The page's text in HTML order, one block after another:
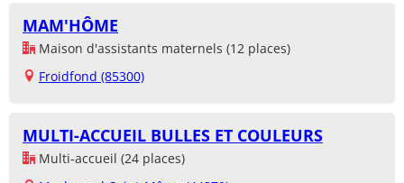
MAM'HÔME
Maison d'assistants maternels (12 places)
Froidfond (85300)
MULTI-ACCUEIL BULLES ET COULEURS
Multi-accueil (24 places)